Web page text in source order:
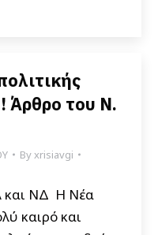
Άρθρο του Ν.
Byxrisiavgi
και ΝΔ Η Νέα
καιρό και